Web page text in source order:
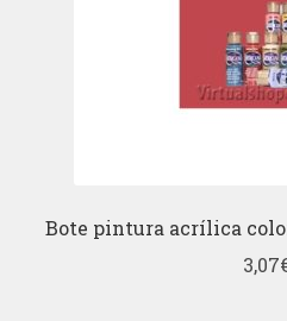
Bote pintura acrílica
3,07